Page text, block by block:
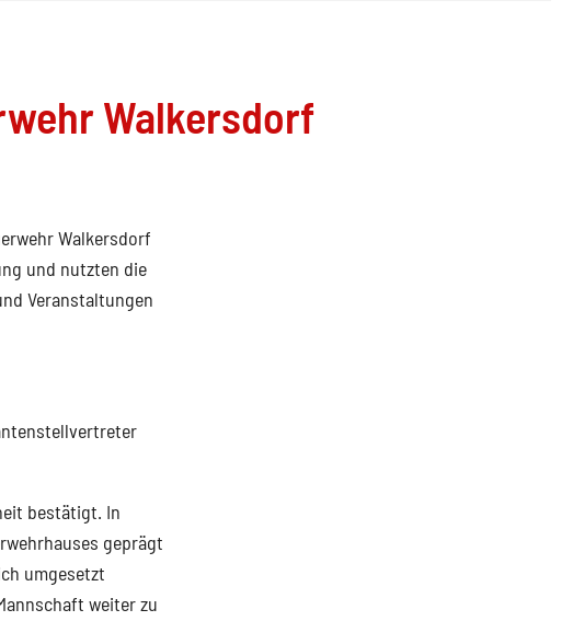
Walkersdorf
Walkersdorf
und nutzten die
Veranstaltungen
bestätigt. In
geprägt
umgesetzt
weiter zu